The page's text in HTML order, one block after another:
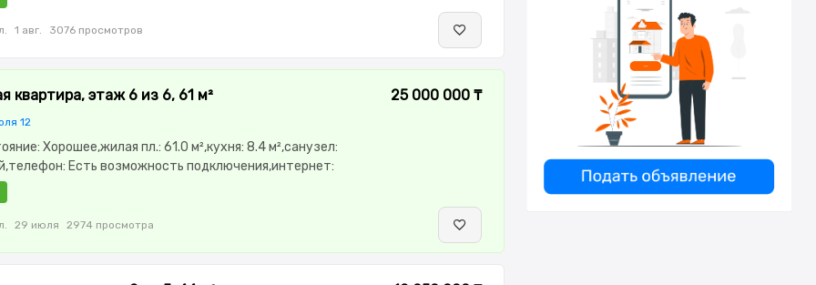
изолированы,Кладовка
1 авг. 3076 просмотров
квартира, этаж 6 из 6, 61 м²
12
25 000 000 ₸
Хорошее,жилая пл.: 61.0 м²,кухня: 8.4 м²,санузел:
Есть возможность подключения,интернет:
меблирована,Полностью меблирована,Решетки на
окна,Неугловая,Комнаты
сантехника,Кладовка,Тихий двор,Кондиционер
29 июля 2974 просмотра